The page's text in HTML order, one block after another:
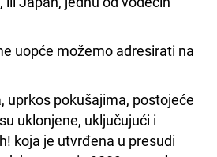
uopće možemo adresirati na
uprkos pokušajima, postojeće
uklonjene, uključujući i
koja je utvrđena u presudi